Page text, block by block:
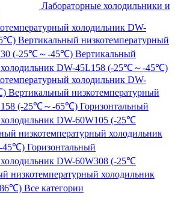
Лабораторные холодильники и
холодильник DW-
Вертикальный низкотемпературный
(-25℃～-45℃) Вертикальный
холодильник DW-45L158 (-25℃～-45℃)
холодильник DW-
Вертикальный низкотемпературный
(-25℃～-65℃) Горизонтальный
DW-60W105 (-25℃
низкотемпературный холодильник
45℃) Горизонтальный
DW-60W308 (-25℃
низкотемпературный холодильник
Все категории